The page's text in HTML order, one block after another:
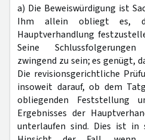
a) Die Beweiswürdigung ist
Ihm allein obliegt es,
Hauptverhandlung
Seine
zwingend zu sein; es genügt,
Die revisionsgerichtliche
insoweit darauf, ob dem
obliegenden Feststellung
Ergebnisses der
unterlaufen sind. Dies ist in